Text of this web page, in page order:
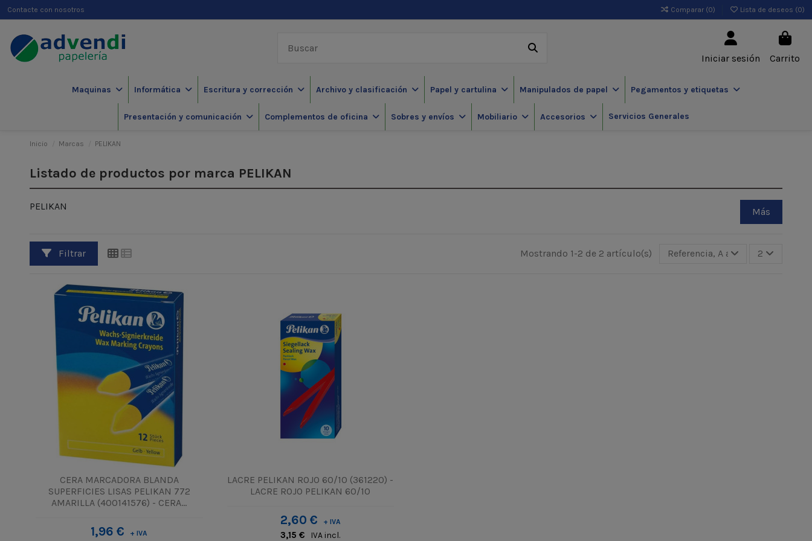
Contacte con nosotros Comparar (0) Lista de deseos (0)
Iniciar sesión Carrito
Maquinas Informática Escritura y corrección Archivo y clasificación Papel y cartulina Manipulados de papel Pegamentos y etiquetas
Presentación y comunicación Complementos de oficina Sobres y envíos Mobiliario Accesorios Servicios Generales
Inicio Marcas PELIKAN
Listado de productos por marca PELIKAN
PELIKAN Más
Filtrar Mostrando 1-2 de 2 artículo(s) Referencia, A a Z 2
CERA MARCADORA BLANDA
SUPERFICIES LISAS PELIKAN 772
AMARILLA (400141576) - CERA...
1,96 € + IVA
LACRE PELIKAN ROJO 60/10 (361220) -
LACRE ROJO PELIKAN 60/10
2,60 € + IVA
3,15 € IVA incl.